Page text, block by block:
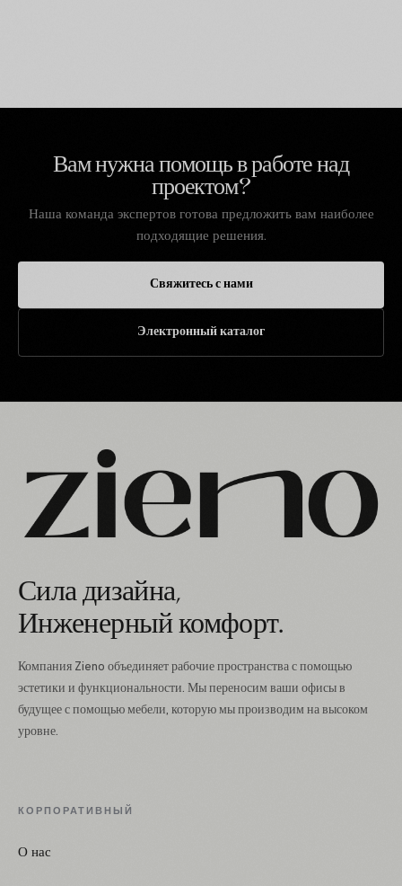
Вам нужна помощь в работе над
проектом?
Наша команда экспертов готова предложить вам наиболее
подходящие решения.
Свяжитесь с нами
Электронный каталог
Сила дизайна,
Инженерный комфорт.
Компания Zieno объединяет рабочие пространства с помощью
эстетики и функциональности. Мы переносим ваши офисы в
будущее с помощью мебели, которую мы производим на высоком
уровне.
КОРПОРАТИВНЫЙ
О нас